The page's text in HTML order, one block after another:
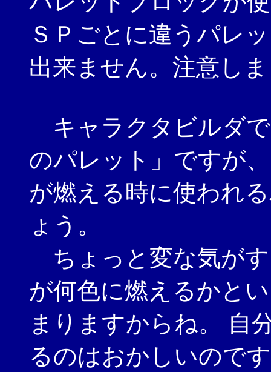
ＳＰごとに違うパレ
出来ません。注意し
キャラクタビルダ
のパレット」ですが
が燃える時に使われ
ょう。
ちょっと変な気が
が何色に燃えるかと
まりますからね。 自
るのはおかしいので